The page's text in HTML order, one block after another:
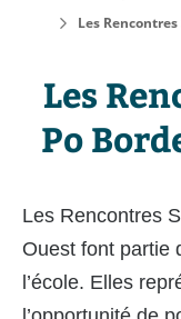
Les
Les
Po
Les Rencontres
Ouest font partie
l’école. Elles